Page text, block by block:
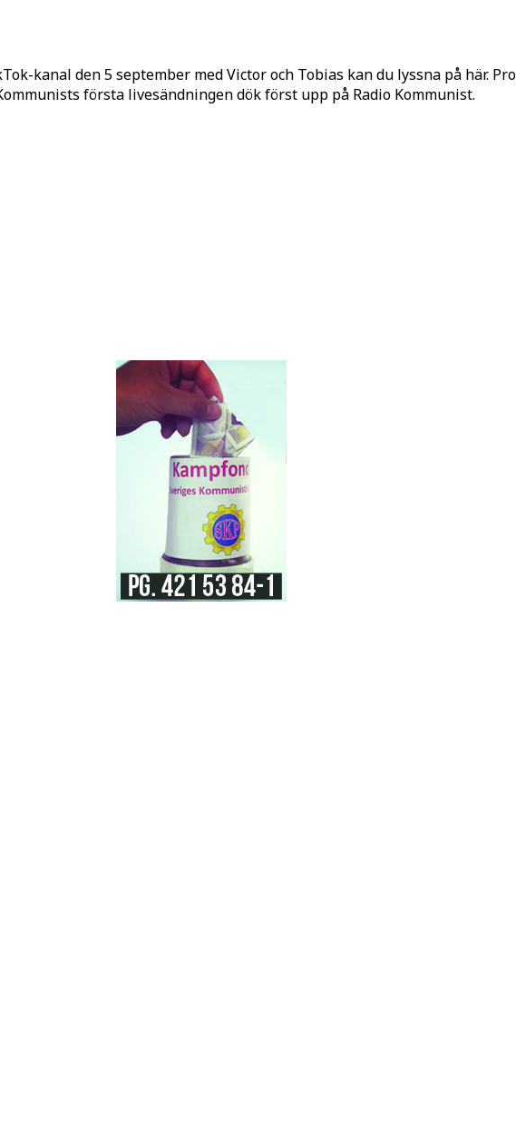
kanal den 5 september med Victor och Tobias kan du lyssna på här.
första livesändningen dök först upp på Radio Kommunist.